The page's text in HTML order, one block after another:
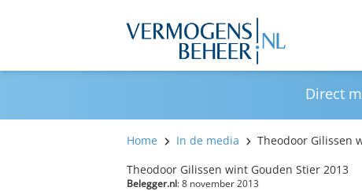
Direct
Home In de media
Theodoor Gilissen
Theodoor Gilissen wint Gouden Stier 2013
Belegger.nl: 8 november 2013